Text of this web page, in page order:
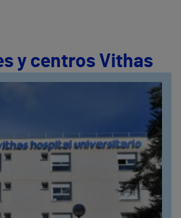
y centros Vithas